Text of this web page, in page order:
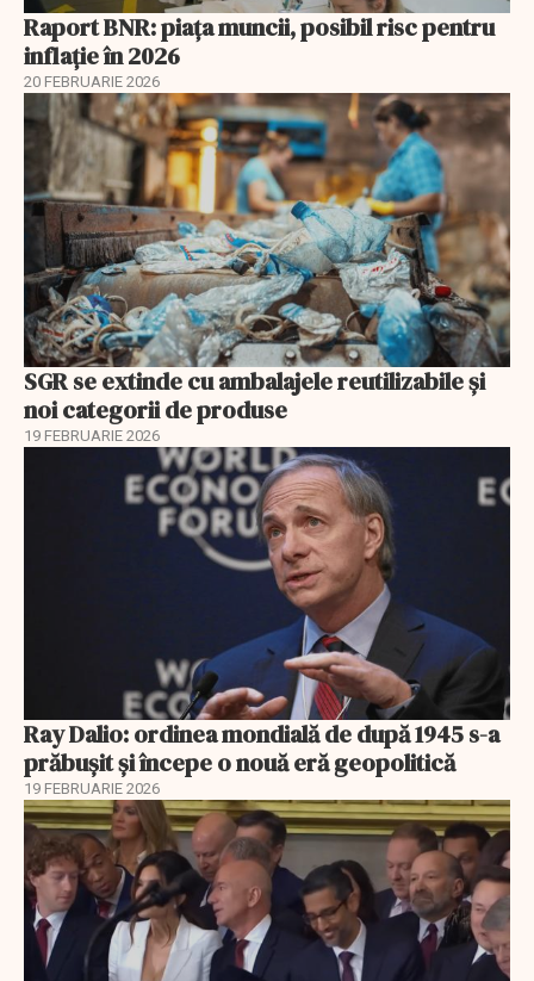
Raport BNR: piața muncii, posibil risc pentru
inflație în 2026
20 FEBRUARIE 2026
SGR se extinde cu ambalajele reutilizabile și
noi categorii de produse
19 FEBRUARIE 2026
Ray Dalio: ordinea mondială de după 1945 s-a
prăbușit și începe o nouă eră geopolitică
19 FEBRUARIE 2026